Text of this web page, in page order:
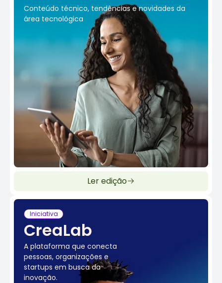
Conteúdo técnico, tendências e novidades da
área tecnológica
Ler edição
Iniciativa
CreaLab
A plataforma que conecta
pessoas, organizações e
startups em busca da
inovação.